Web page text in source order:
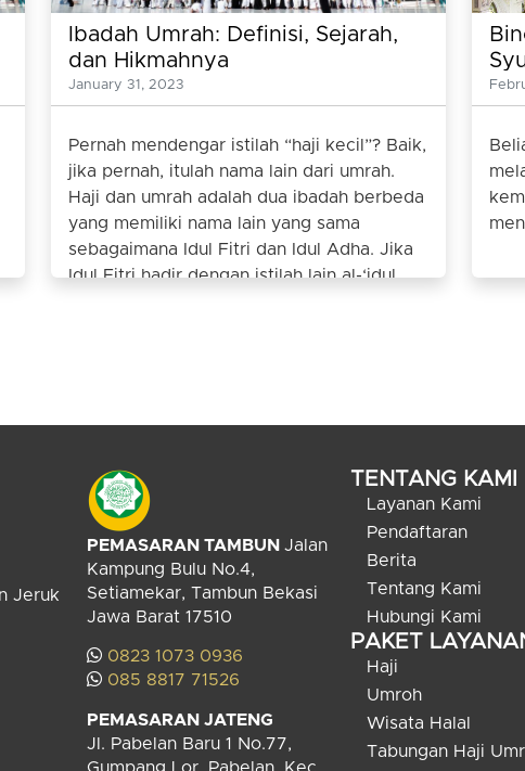
Ibadah Umrah: Definisi, Sejarah,
dan Hikmahnya
January 31, 2023
Pernah mendengar istilah “haji kecil”? Baik,
jika pernah, itulah nama lain dari umrah.
Haji dan umrah adalah dua ibadah berbeda
yang memiliki nama lain yang sama
sebagaimana Idul Fitri dan Idul Adha. Jika
Idul Fitri hadir dengan istilah lain al-‘idul
Jeruk
PEMASARAN TAMBUNJalan
Kampung Bulu No.4,
Setiamekar, Tambun Bekasi
Jawa Barat 17510
0823 1073 0936
085 8817 71526
PEMASARAN JATENG
Jl. Pabelan Baru 1 No.77,
Gumpang Lor, Pabelan, Kec.
TENTANG KAMI
Layanan Kami
Pendaftaran
Berita
Tentang Kami
Hubungi Kami
PAKET
Haji
Umroh
Wisata Halal
Tabungan Haji